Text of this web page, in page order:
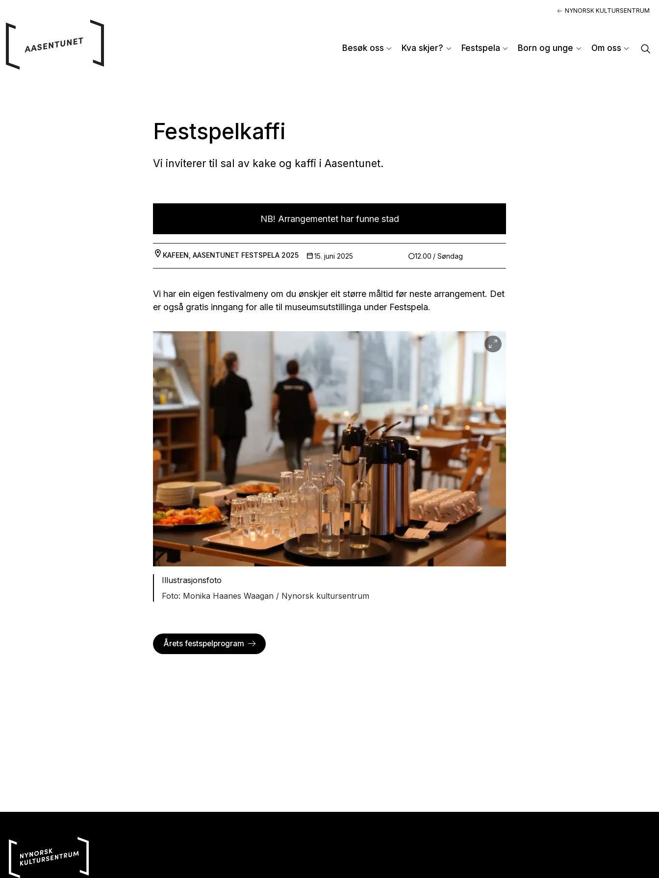
NYNORSK KULTURSENTRUM
Besøk oss Kva skjer? Festspela Born og unge Om oss
Festspelkaffi
Vi inviterer til sal av kake og kaffi i Aasentunet.
NB! Arrangementet har funne stad
KAFEEN, AASENTUNET FESTSPELA 2025 15. juni 2025 12.00 / Søndag
Vi har ein eigen festivalmeny om du ønskjer eit større måltid før neste arrangement. Det
er også gratis inngang for alle til museumsutstillinga under Festspela.
Illustrasjonsfoto
Monika Haanes Waagan / Nynorsk kultursentrum
Årets festspelprogram